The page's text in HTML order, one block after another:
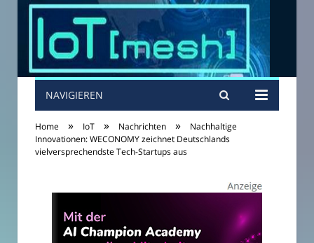
NAVIGIEREN
Home » IoT » Nachrichten »
Nachhaltige
Innovationen: WECONOMY zeichnet Deutschlands
vielversprechendste Tech-Startups aus